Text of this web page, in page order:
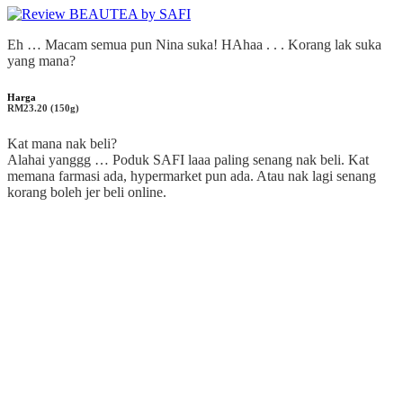
Eh … Macam semua pun Nina suka! HAhaa . . . Korang lak suka
yang mana?
Harga
RM23.20 (150g)
Kat mana nak beli?
Alahai yanggg … Poduk SAFI laaa paling senang nak beli. Kat
memana farmasi ada, hypermarket pun ada. Atau nak lagi senang
korang boleh jer beli online.